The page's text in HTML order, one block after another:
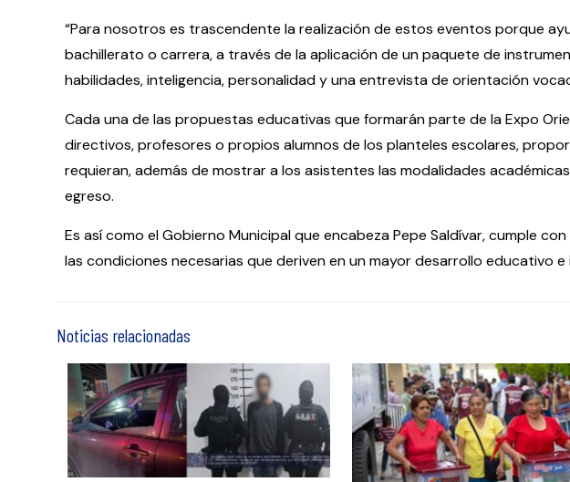
“Para nosotros es trascendente la realización de estos eventos porque
bachillerato o carrera, a través de la aplicación de un paquete de
habilidades, inteligencia, personalidad y una entrevista de orientación
Cada una de las propuestas educativas que formarán parte de la Expo
directivos, profesores o propios alumnos de los planteles escolares,
requieran, además de mostrar a los asistentes las modalidades
egreso.
Es así como el Gobierno Municipal que encabeza Pepe Saldívar, cumple
las condiciones necesarias que deriven en un mayor desarrollo educativo
Noticias relacionadas